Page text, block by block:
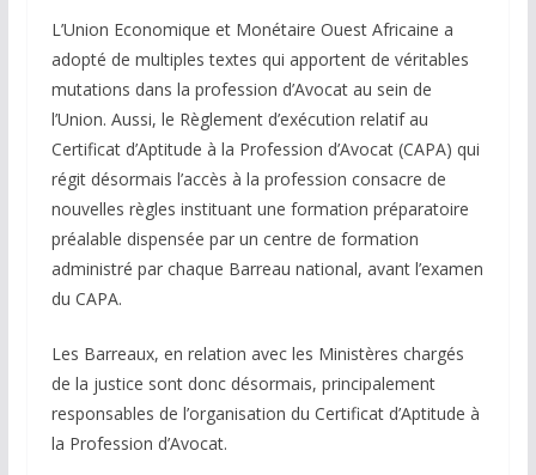
L’Union Economique et Monétaire Ouest Africaine a
adopté de multiples textes qui apportent de véritables
mutations dans la profession d’Avocat au sein de
l’Union. Aussi, le Règlement d’exécution relatif au
Certificat d’Aptitude à la Profession d’Avocat (CAPA) qui
régit désormais l’accès à la profession consacre de
nouvelles règles instituant une formation préparatoire
préalable dispensée par un centre de formation
administré par chaque Barreau national, avant l’examen
du CAPA.
Les Barreaux, en relation avec les Ministères chargés
de la justice sont donc désormais, principalement
responsables de l’organisation du Certificat d’Aptitude à
la Profession d’Avocat.